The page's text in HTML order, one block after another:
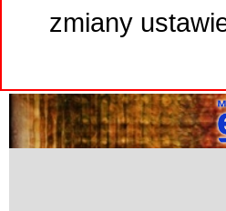
zmiany